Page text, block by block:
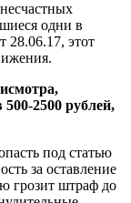
одни в
этот
2500 рублей,
под статью
за оставление
грозит штраф до